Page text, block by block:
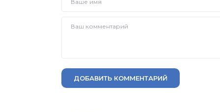
ДОБАВИТЬ КОММЕНТАРИЙ